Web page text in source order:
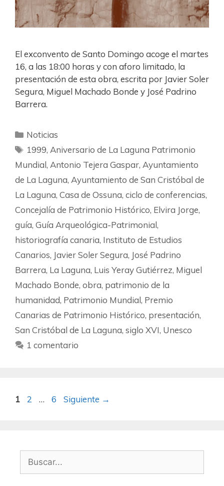
El exconvento de Santo Domingo acoge el martes
16, a las 18:00 horas y con aforo limitado, la
presentación de esta obra, escrita por Javier Soler
Segura, Miguel Machado Bonde y José Padrino
Barrera.
Noticias
1999, Aniversario de La Laguna Patrimonio
Mundial, Antonio Tejera Gaspar, Ayuntamiento
de La Laguna, Ayuntamiento de San Cristóbal de
La Laguna, Casa de Ossuna, ciclo de conferencias,
Concejalía de Patrimonio Histórico, Elvira Jorge,
guía, Guía Arqueológica-Patrimonial,
historiografía canaria, Instituto de Estudios
Canarios, Javier Soler Segura, José Padrino
Barrera, La Laguna, Luis Yeray Gutiérrez, Miguel
Machado Bonde, obra, patrimonio de la
humanidad, Patrimonio Mundial, Premio
Canarias de Patrimonio Histórico, presentación,
San Cristóbal de La Laguna, siglo XVI, Unesco
1 comentario
1 2 … 6 Siguiente →